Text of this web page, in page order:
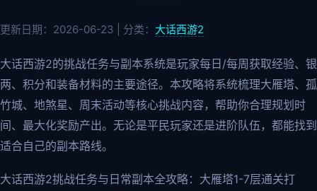
更新日期：2026-06-23 | 分类： 大话西游2
大话西游2的挑战任务与副本系统是玩家每日/每周获取经验、银
两、积分和装备材料的主要途径。本攻略将系统梳理大雁塔、孤
竹城、地煞星、周末活动等核心挑战内容，帮助你合理规划时
间、最大化奖励产出。无论是平民玩家还是进阶队伍，都能找到
适合自己的副本路线。
大话西游2挑战任务与日常副本全攻略：大雁塔1-7层通关打